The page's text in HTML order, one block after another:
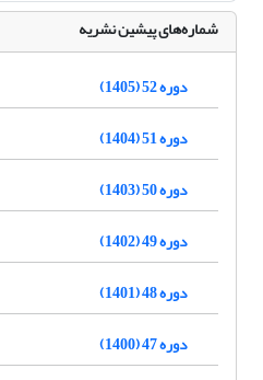
شماره‌های پیشین نشریه
دوره 52 (1405)
دوره 51 (1404)
دوره 50 (1403)
دوره 49 (1402)
دوره 48 (1401)
دوره 47 (1400)